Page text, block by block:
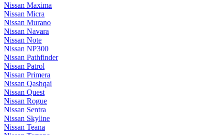
Nissan Maxima
Nissan Micra
Nissan Murano
Nissan Navara
Nissan Note
Nissan NP300
Nissan Pathfinder
Nissan Patrol
Nissan Primera
Nissan Qashqai
Nissan Quest
Nissan Rogue
Nissan Sentra
Nissan Skyline
Nissan Teana